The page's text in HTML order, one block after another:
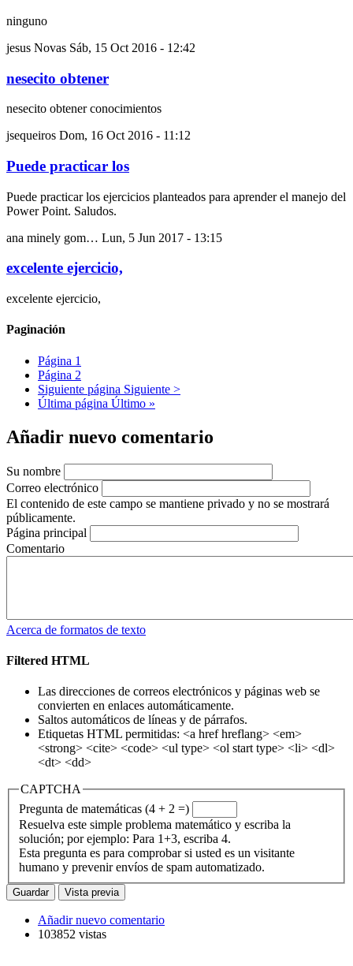
ninguno
jesus Novas Sáb, 15 Oct 2016 - 12:42
nesecito obtener
nesecito obtener conocimientos
jsequeiros Dom, 16 Oct 2016 - 11:12
Puede practicar los
Puede practicar los ejercicios planteados para aprender el manejo del
Power Point. Saludos.
ana minely gom… Lun, 5 Jun 2017 - 13:15
excelente ejercicio,
excelente ejercicio,
Paginación
Página 1
Página 2
Siguiente página Siguiente >
Última página Último »
Añadir nuevo comentario
Su nombre
Correo electrónico
El contenido de este campo se mantiene privado y no se mostrará
públicamente.
Página principal
Comentario
Acerca de formatos de texto
Filtered HTML
Las direcciones de correos electrónicos y páginas web se
convierten en enlaces automáticamente.
Saltos automáticos de líneas y de párrafos.
Etiquetas HTML permitidas: <a href hreflang> <em>
<strong> <cite> <code> <ul type> <ol start type> <li> <dl>
<dt> <dd>
CAPTCHA
Pregunta de matemáticas (4 + 2 =)
Resuelva este simple problema matemático y escriba la
solución; por ejemplo: Para 1+3, escriba 4.
Esta pregunta es para comprobar si usted es un visitante
humano y prevenir envíos de spam automatizado.
Añadir nuevo comentario
103852 vistas